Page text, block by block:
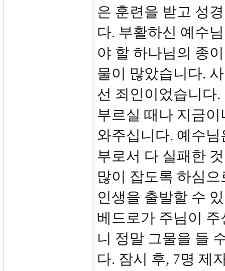
은 훈련을 받고 성
다. 부활하신 예수
야 할 하나님의 종
물이 많았습니다.
선 죄인이었습니다
부르실 때나 지금
와주십니다. 예수
부로서 다 실패한
많이 잡도록 하심
인생을 출발할 수
베드로가 주님이
니 정말 그물을 들
다. 잠시 후, 7명 제